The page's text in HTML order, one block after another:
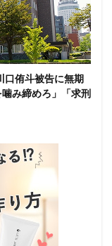
口侑斗被告に無期
み締めろ」「求刑